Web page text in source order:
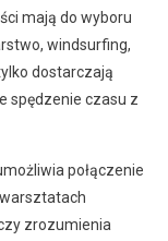
mają do wyboru
windsurfing,
dostarczają
spędzenie czasu z
połączenie
zrozumienia